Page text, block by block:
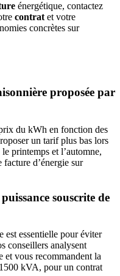
énergétique, contactez
contrat et votre
concrètes sur
proposée par
du kWh en fonction des
un tarif plus bas lors
printemps et l’automne,
d’énergie sur
souscrite de
est essentielle pour éviter
conseillers analysent
et vous recommandent la
kVA, pour un contrat